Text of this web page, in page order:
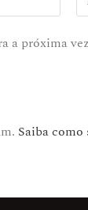
a próxima
Saiba como